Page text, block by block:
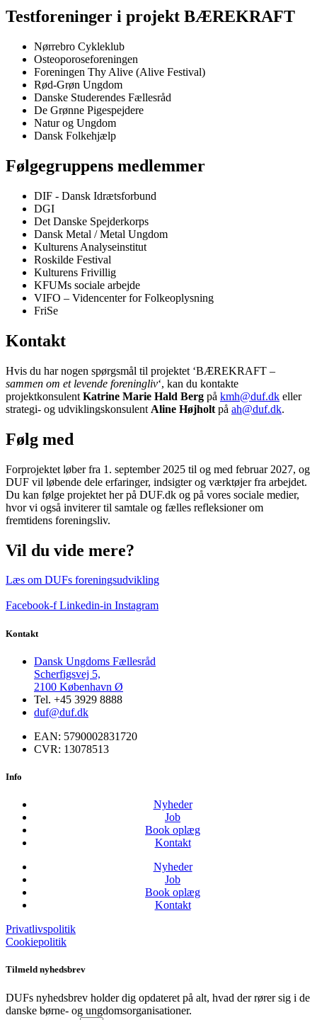
Testforeninger i projekt BÆREKRAFT
Nørrebro Cykleklub
Osteoporoseforeningen
Foreningen Thy Alive (Alive Festival)
Rød-Grøn Ungdom
Danske Studerendes Fællesråd
De Grønne Pigespejdere
Natur og Ungdom
Dansk Folkehjælp
Følgegruppens medlemmer
DIF - Dansk Idrætsforbund
DGI
Det Danske Spejderkorps
Dansk Metal / Metal Ungdom
Kulturens Analyseinstitut
Roskilde Festival
Kulturens Frivillig
KFUMs sociale arbejde
VIFO – Videncenter for Folkeoplysning
FriSe
Kontakt
Hvis du har nogen spørgsmål til projektet ‘BÆREKRAFT –
sammen om et levende foreningliv‘, kan du kontakte
projektkonsulent Katrine Marie Hald Berg på kmh@duf.dk eller
strategi- og udviklingskonsulent Aline Højholt på ah@duf.dk.
Følg med
Forprojektet løber fra 1. september 2025 til og med februar 2027, og
DUF vil løbende dele erfaringer, indsigter og værktøjer fra arbejdet.
Du kan følge projektet her på DUF.dk og på vores sociale medier,
hvor vi også inviterer til samtale og fælles refleksioner om
fremtidens foreningsliv.
Vil du vide mere?
Læs om DUFs foreningsudvikling
Facebook-f Linkedin-in Instagram
Kontakt
Dansk Ungdoms Fællesråd
Scherfigsvej 5,
2100 København Ø
Tel. +45 3929 8888
duf@duf.dk
EAN: 5790002831720
CVR: 13078513
Info
Nyheder
Job
Book oplæg
Kontakt
Nyheder
Job
Book oplæg
Kontakt
Privatlivspolitik
Cookiepolitik
Tilmeld nyhedsbrev
DUFs nyhedsbrev holder dig opdateret på alt, hvad der rører sig i de
danske børne- og ungdomsorganisationer.